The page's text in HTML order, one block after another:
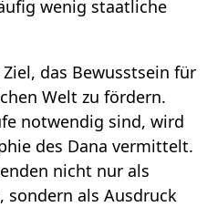
wenig staatliche
das Bewusstsein für
Welt zu fördern.
notwendig sind, wird
des Dana vermittelt.
nicht nur als
sondern als Ausdruck